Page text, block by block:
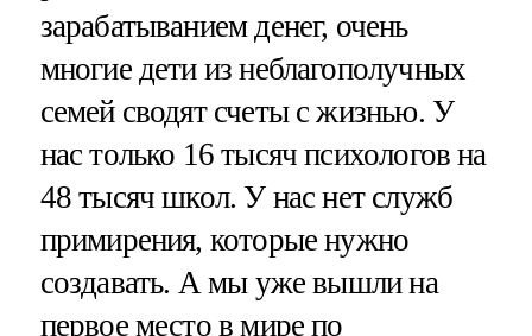
зарабатыванием денег, очень
многие дети из неблагополучных
семей сводят счеты с жизнью. У
нас только 16 тысяч психологов на
48 тысяч школ. У нас нет служб
примирения, которые нужно
создавать. А мы уже вышли на
первое место в мире по